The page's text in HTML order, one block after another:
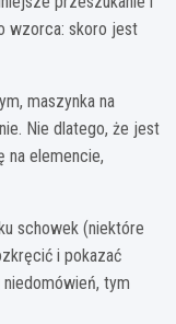
wzorca: skoro jest
maszynka na
Nie dlatego, że jest
na elemencie,
schowek (niektóre
i pokazać
niedomówień, tym